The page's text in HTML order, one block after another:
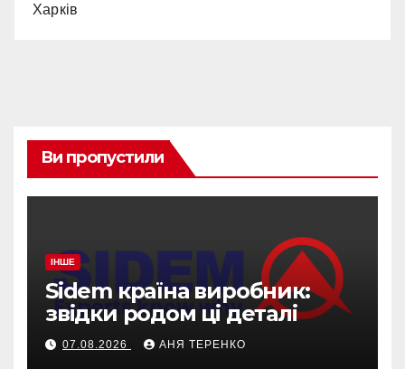
Харків
Ви пропустили
ІНШЕ
Sidem країна виробник:
звідки родом ці деталі
07.08.2026 АНЯ ТЕРЕНКО